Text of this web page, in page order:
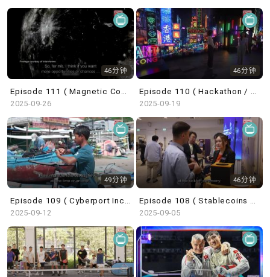
46分钟
2025-09-26
46分钟
2025-09-19
49分钟
2025-09-12
46分钟
2025-09-05